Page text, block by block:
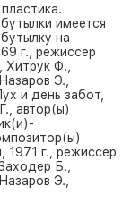
имеется
на
г., режиссер
Хитрук Ф.,
Э.,
и день забот,
автор(ы)
г., режиссер
Б.,
Э.,